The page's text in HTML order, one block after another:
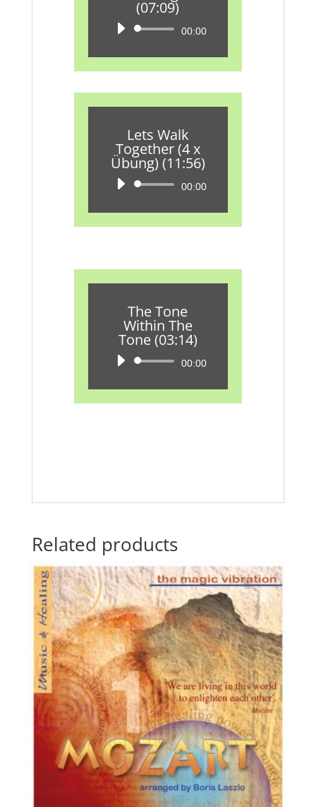
(07:09)
Audio-00:00
Lets Walk
Together (4 x
Übung) (11:56)
Audio-00:00
The Tone
Within The
Tone (03:14)
Audio-00:00
Related products